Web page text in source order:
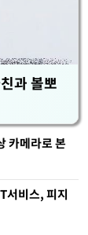
과 볼뽀
카메라로 본
비스, 피지